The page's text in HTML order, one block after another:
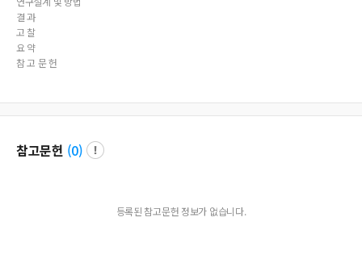
결 과
고 찰
요 약
참 고 문 헌
참고문헌 (0)
등록된 참고문헌 정보가 없습니다.